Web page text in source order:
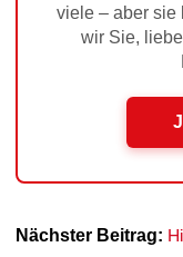
viele – aber sie
wir Sie,
Nächster Beitrag: